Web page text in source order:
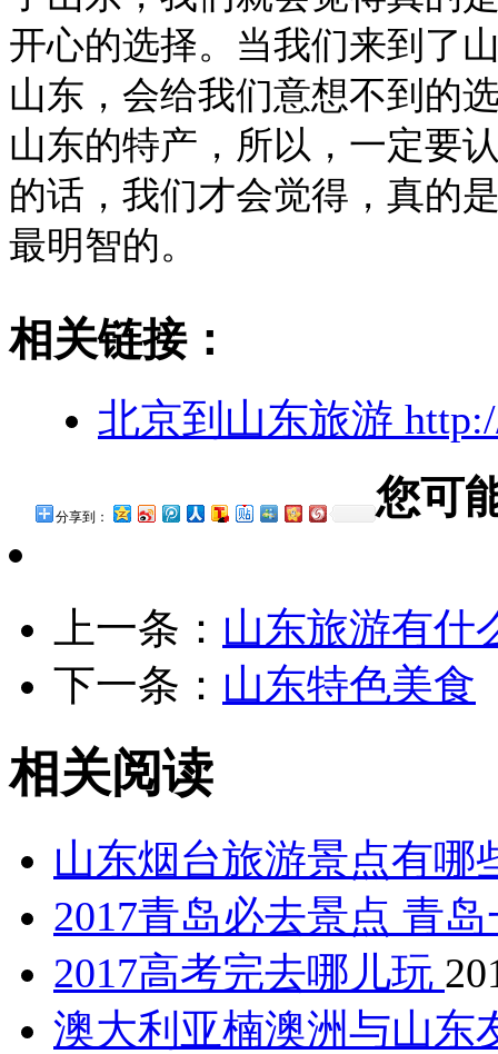
开心的选择。当我们来到了
山东，会给我们意想不到的
山东的特产，所以，一定要
的话，我们才会觉得，真的
最明智的。
相关链接：
北京到山东旅游
分享到： 您可
上一条： 山东旅游有什
下一条： 山东特色美食
相关阅读
山东烟台旅游景点有哪
2017青岛必去景点 青
2017高考完去哪儿玩
澳大利亚楠澳洲与山东